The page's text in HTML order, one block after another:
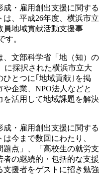
成・雇用創出支援に関する
、平成26年度、横浜市立
員地域貢献活動支援事
す。
、文部科学省「地（知）の
に採択された横浜市立大
とつに｢地域貢献｣を掲
企業、NPO法人などと
活用して地域課題を解決
成・雇用創出支援に関する
今まで数回にわたり、
題点」、「高校生の就労支
の継続的・包括的な支援
援者をゲストに招き勉強